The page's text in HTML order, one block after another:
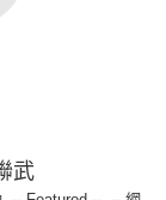
武